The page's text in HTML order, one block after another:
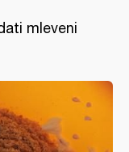
mleveni